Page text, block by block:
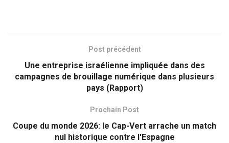
Post précédent
Une entreprise israélienne impliquée dans des
campagnes de brouillage numérique dans plusieurs
pays (Rapport)
Prochain Post
Coupe du monde 2026: le Cap-Vert arrache un match
nul historique contre l'Espagne